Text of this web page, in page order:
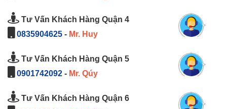
Tư Vấn Khách Hàng Quận 4
0835904625 - Mr. Huy
Tư Vấn Khách Hàng Quận 5
0901742092 - Mr. Qúy
Tư Vấn Khách Hàng Quận 6